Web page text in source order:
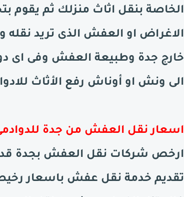
الخاصة بنقل اثاث منزلك ثم يقوم
الاغراض او العفش الذى تريد
خارج جدة وطبيعة العفش وفى اى
الى ونش او أوناش رفع الأثاث
اسعار نقل العفش من جدة
ارخص شركات نقل العفش بجدة
تقديم خدمة نقل عفش باسعار